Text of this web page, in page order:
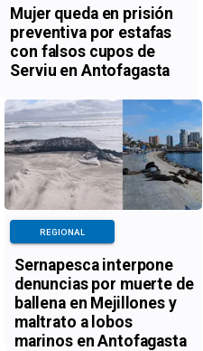
Mujer queda en prisión
preventiva por estafas
con falsos cupos de
Serviu en Antofagasta
Sernapesca interpone
denuncias por muerte de
ballena en Mejillones y
maltrato a lobos
marinos en Antofagasta
REGIONAL